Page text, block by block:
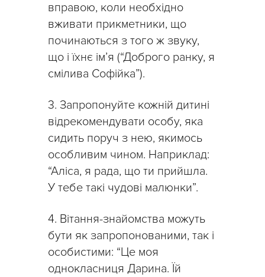
вправою, коли необхідно
вживати прикметники, що
починаються з того ж звуку,
що і їхнє ім’я (“Доброго ранку, я
смілива Софійка”).
3. Запропонуйте кожній дитині
відрекомендувати особу, яка
сидить поруч з нею, якимось
особливим чином. Наприклад:
“Аліса, я рада, що ти прийшла.
У тебе такі чудові малюнки”.
4. Вітання-знайомства можуть
бути як запропонованими, так і
особистими: “Це моя
однокласниця Дарина. Їй